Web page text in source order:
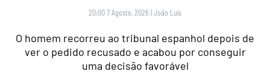
20:00 7 Agosto, 2026 |João Luís
O homem recorreu ao tribunal espanhol depois de
ver o pedido recusado e acabou por conseguir
uma decisão favorável